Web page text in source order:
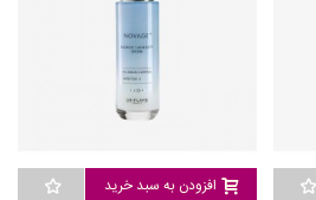
افزودن به سبد خرید